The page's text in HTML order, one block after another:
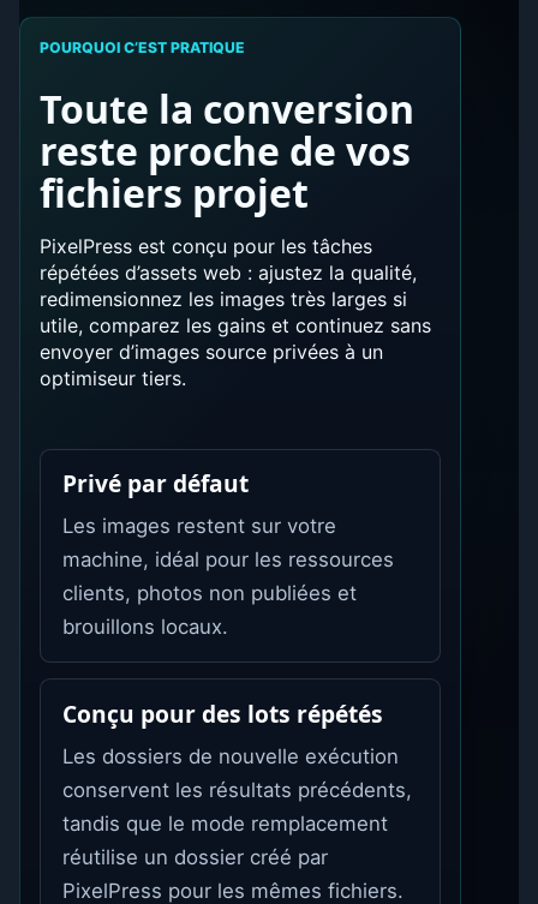
POURQUOI C’EST PRATIQUE
Toute la conversion
reste proche de vos
fichiers projet
PixelPress est conçu pour les tâches
répétées d’assets web : ajustez la qualité,
redimensionnez les images très larges si
utile, comparez les gains et continuez sans
envoyer d’images source privées à un
optimiseur tiers.
Privé par défaut
Les images restent sur votre
machine, idéal pour les ressources
clients, photos non publiées et
brouillons locaux.
Conçu pour des lots répétés
Les dossiers de nouvelle exécution
conservent les résultats précédents,
tandis que le mode remplacement
réutilise un dossier créé par
PixelPress pour les mêmes fichiers.